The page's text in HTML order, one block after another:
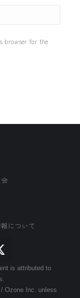
browser for the
について
is attributed to
Ozone Inc. unless